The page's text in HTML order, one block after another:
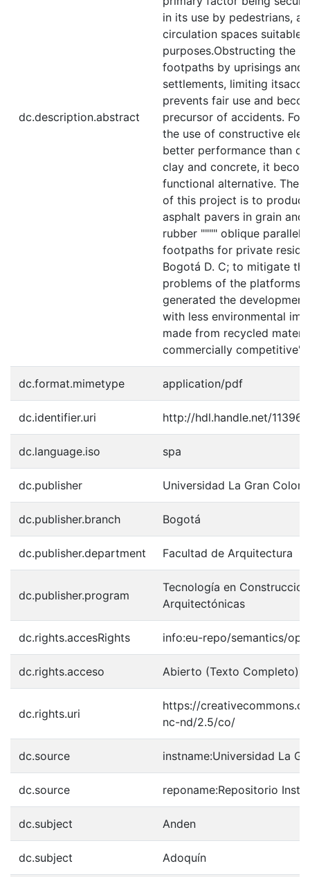
dc.description.abstract
in its use by pedestrians,
circulation spaces suitable
purposes.Obstructing the
footpaths by uprisings and
settlements, limiting
prevents fair use and
precursor of accidents. For
the use of constructive
better performance than
clay and concrete, it
functional alternative. The
of this project is to
asphalt pavers in grain and
rubber """" oblique
footpaths for private
Bogotá D. C; to mitigate
problems of the platforms,
generated the
with less environmental
made from recycled
commercially competitive"
dc.format.mimetype application/pdf
dc.identifier.uri http://hdl.handle.net/
dc.language.iso spa
dc.publisher Universidad La Gran
dc.publisher.branch Bogotá
dc.publisher.department Facultad de Arquitectura
dc.publisher.program
Tecnología en
Arquitectónicas
dc.rights.accesRights info:eu-repo/semantics/
dc.rights.acceso Abierto (Texto Completo)
dc.rights.uri
https://
nc-nd/2.5/co/
dc.source instname:Universidad La
dc.source reponame:Repositorio
dc.subject Anden
dc.subject Adoquín